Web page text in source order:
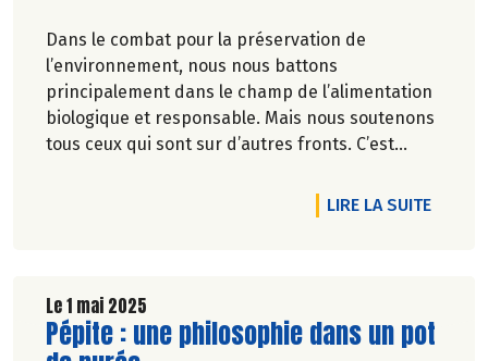
Dans le combat pour la préservation de
l’environnement, nous nous battons
principalement dans le champ de l’alimentation
biologique et responsable. Mais nous soutenons
tous ceux qui sont sur d’autres fronts. C’est
nouvelle fois son soutien à la série
documentaireImmersion : une aventure
LIRE LA SUITEDE
Le 1 mai 2025
Lire la suite de l'article
Pépite : une philosophie dans un pot